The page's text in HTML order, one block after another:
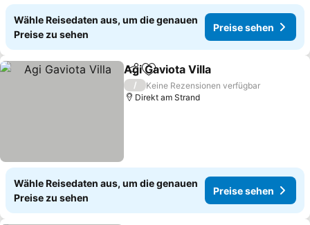
Wähle Reisedaten aus, um die genauen
Preise zu sehen
Preise sehen
TeilenZu Favoriten hinzufügen
Agi Gaviota Villa
/
Keine Rezensionen verfügbar
Direkt am Strand
Wähle Reisedaten aus, um die genauen
Preise zu sehen
Preise sehen